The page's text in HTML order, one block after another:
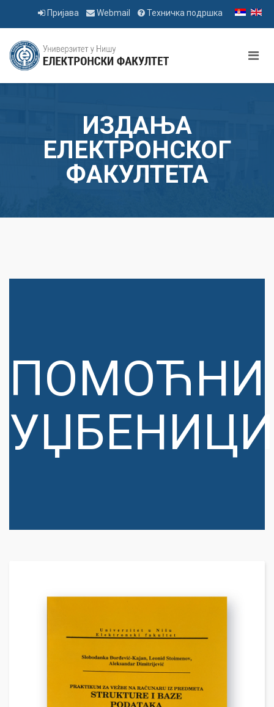
Пријава Webmail Техничка подршка
ИЗДАЊА
ЕЛЕКТРОНСКОГ
ФАКУЛТЕТА
ПОМОЋНИ
УЏБЕНИЦИ